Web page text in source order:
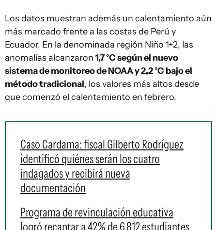
Los datos muestran además un calentamiento aún
más marcado frente a las costas de Perú y
Ecuador. En la denominada región Niño 1+2, las
anomalías alcanzaron 1,7 °C según el nuevo
sistema de monitoreo de NOAA y 2,2 °C bajo el
método tradicional, los valores más altos desde
que comenzó el calentamiento en febrero.
Caso Cardama: fiscal Gilberto Rodríguez
identificó quiénes serán los cuatro
indagados y recibirá nueva
documentación
Programa de revinculación educativa
logró recaptar a 42% de 6.812 estudiantes